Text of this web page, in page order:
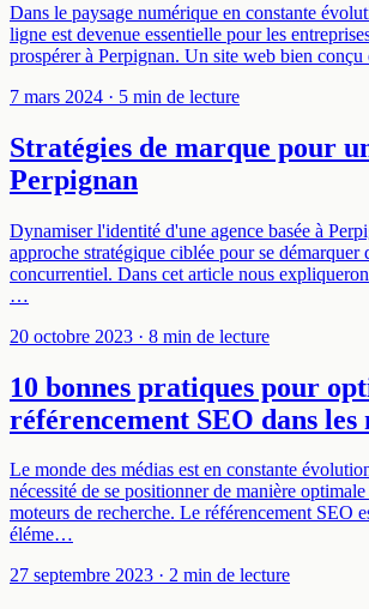
Dans le paysage numérique en constante
ligne est devenue essentielle pour les
prospérer à Perpignan. Un site web bien
7 mars 2024 · 5 min de lecture
Stratégies de marque pour
Perpignan
Dynamiser l'identité d'une agence basée à
approche stratégique ciblée pour se démarquer
concurrentiel. Dans cet article nous
…
20 octobre 2023 · 8 min de lecture
10 bonnes pratiques pour
référencement SEO dans les
Le monde des médias est en constante
nécessité de se positionner de manière
moteurs de recherche. Le référencement SEO
éléme…
27 septembre 2023 · 2 min de lecture